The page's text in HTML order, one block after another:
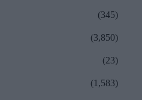
(345)
(3,850)
(23)
(1,583)